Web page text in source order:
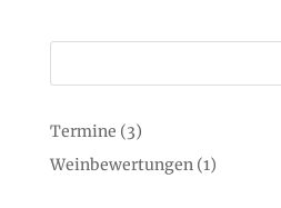
Termine (3)
Weinbewertungen(1)